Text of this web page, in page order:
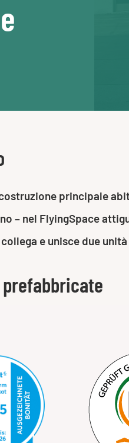
principale
– nel FlyingSpace
e unisce due